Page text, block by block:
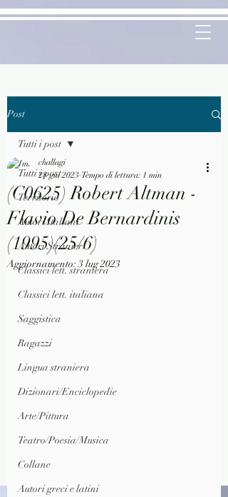
Post
Tutti i post
Territorio
Autori Italiani
Autori Stranieri
Classici lett. straniera
Classici lett. italiana
Saggistica
Ragazzi
Lingua straniera
Dizionari/Enciclopedie
Arte/Pittura
Teatro/Poesia/Musica
Collane
Autori greci e latini
Tutti i post
(C0625) Robert Altman -
Flavio De Bernardinis
(1995)(25/6)
challagi
28 giu 2023 Tempo di lettura: 1 min
Aggiornamento:3 lug 2023